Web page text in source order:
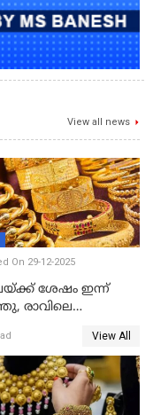
View all news
On 29-12-2025
ശേഷം ഇന്ന്
രാവിലെ
View All